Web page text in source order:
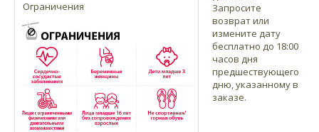
Ограничения
Запросите
возврат или
измените дату
бесплатно до 18:00
часов дня
предшествующего
дню, указанному в
заказе.